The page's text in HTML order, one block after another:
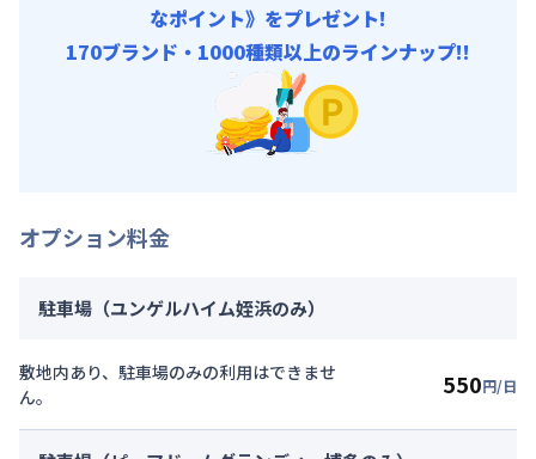
なポイント》をプレゼント!
170ブランド・1000種類以上のラインナップ!!
オプション料金
駐車場（ユンゲルハイム姪浜のみ）
敷地内あり、駐車場のみの利用はできませ
ん。
550円/日